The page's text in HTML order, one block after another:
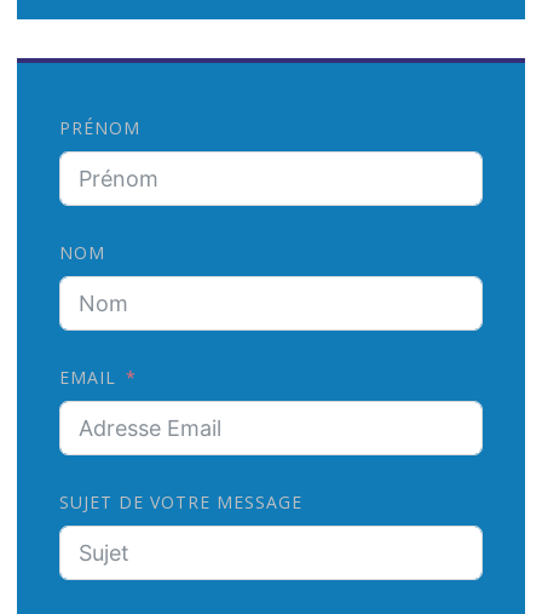
:
PRÉNOM
NOM
EMAIL
SUJET DE VOTRE MESSAGE